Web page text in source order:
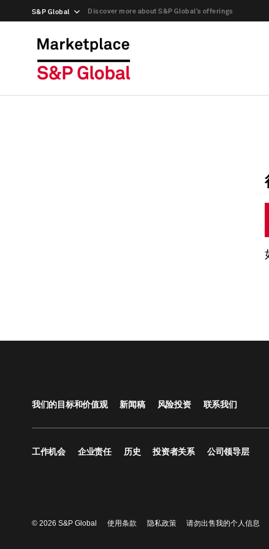
S&P Global Discover more about S&P Global’s offerings
我们的目标和价值观 新闻稿 风险投资 联系我们
工作机会 企业责任 历史 投资者关系 公司领导层
© 2026 S&P Global 使用条款 隐私政策 请勿出售我的个人信息